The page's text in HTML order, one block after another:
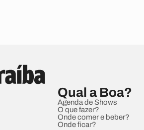
Qual a Boa?
Agenda de Shows
O que fazer?
Onde comer e beber?
Onde ficar?